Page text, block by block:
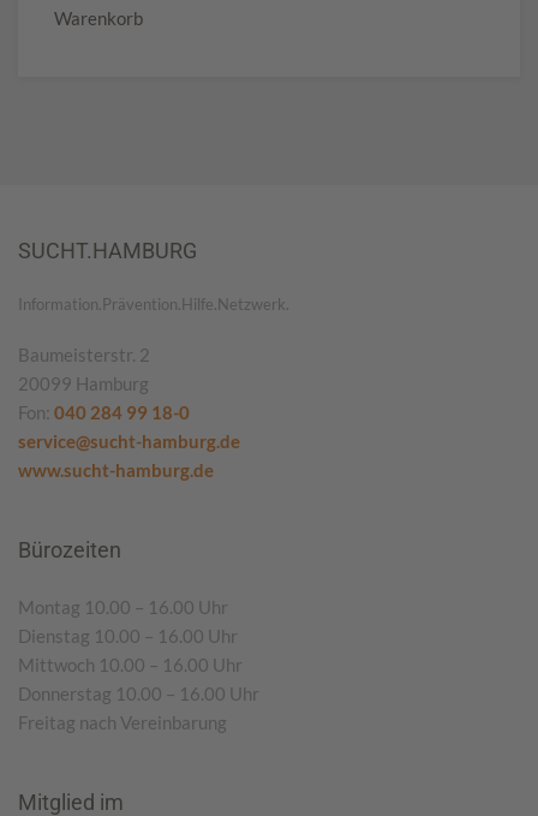
Warenkorb
SUCHT.HAMBURG
Information.Prävention.Hilfe.Netzwerk.
Baumeisterstr. 2
20099 Hamburg
Fon: 040 284 99 18-0
service@sucht-hamburg.de
www.sucht-hamburg.de
Bürozeiten
Montag 10.00 – 16.00 Uhr
Dienstag 10.00 – 16.00 Uhr
Mittwoch 10.00 – 16.00 Uhr
Donnerstag 10.00 – 16.00 Uhr
Freitag nach Vereinbarung
Mitglied im